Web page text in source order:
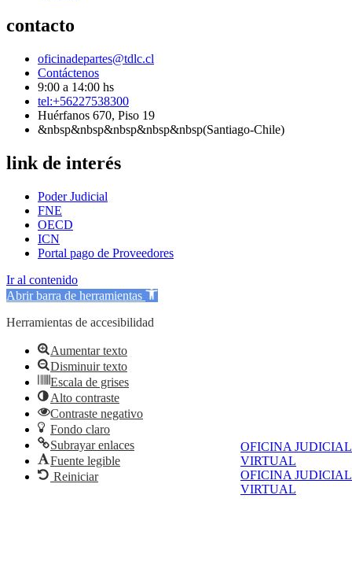
OFICINA JUDICIAL
VIRTUAL
OFICINA JUDICIAL
VIRTUAL
contacto
oficinadepartes@tdlc.cl
Contáctenos
9:00 a 14:00 hs
tel:+56227538300
Huérfanos 670, Piso 19
&nbsp&nbsp&nbsp&nbsp&nbsp(Santiago-Chile)
link de interés
Poder Judicial
FNE
OECD
ICN
Portal pago de Proveedores
Ir al contenido
Abrir barra de herramientas
Herramientas de accesibilidad
Aumentar texto
Disminuir texto
Escala de grises
Alto contraste
Contraste negativo
Fondo claro
Subrayar enlaces
Fuente legible
Reiniciar